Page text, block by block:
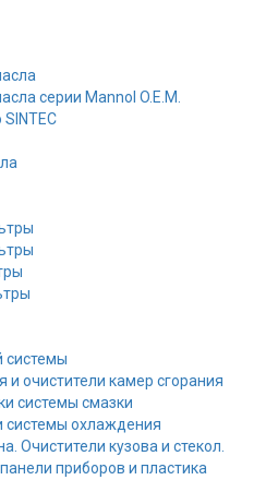
серии Mannol O.E.M.
системы
и очистители камер сгорания
системы смазки
системы охлаждения
Очистители кузова и стекол.
приборов и пластика